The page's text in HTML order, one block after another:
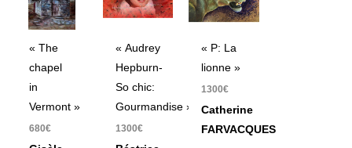
« The
chapel
in
Vermont »
680€
« Audrey
Hepburn-
So chic:
Gourmandise »
1300€
« P: La
lionne »
1300€
Catherine
FARVACQUES